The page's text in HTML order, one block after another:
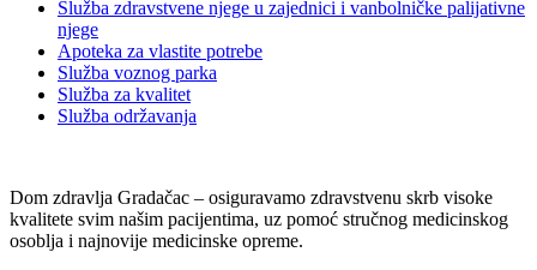
Služba zdravstvene njege u zajednici i vanbolničke palijativne
njege
Apoteka za vlastite potrebe
Služba voznog parka
Služba za kvalitet
Služba održavanja
Dom zdravlja Gradačac – osiguravamo zdravstvenu skrb visoke
kvalitete svim našim pacijentima, uz pomoć stručnog medicinskog
osoblja i najnovije medicinske opreme.